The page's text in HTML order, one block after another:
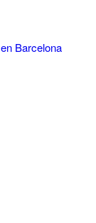
Barcelona